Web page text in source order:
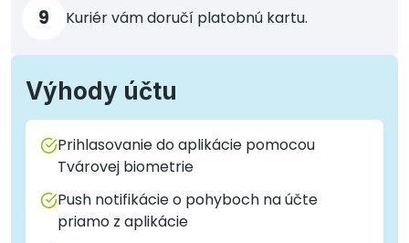
9 Kuriér vám doručí platobnú kartu.
Výhody účtu
Prihlasovanie do aplikácie pomocou
Tvárovej biometrie
Push notifikácie o pohyboch na účte
priamo z aplikácie